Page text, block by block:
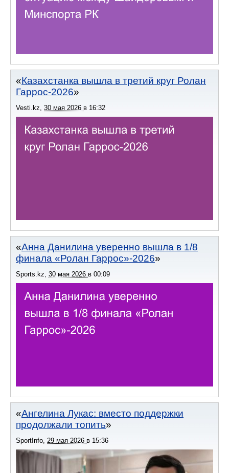
Казахстанка вышла в третий круг Ролан
Гаррос-2026
Vesti.kz, 30 мая 2026 в 16:32
Анна Данилина уверенно вышла в 1/8
финала «Ролан Гаррос»-2026
Sports.kz 30 мая 2026 в 00:09
Ангелина Лукас: вместо поддержки
продолжали топить
SportInfo 29 мая 2026 в 15:36